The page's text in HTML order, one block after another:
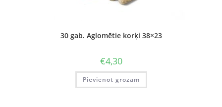
30 gab. Aglomētie korķi 38×23
€4,30
Pievienot grozam